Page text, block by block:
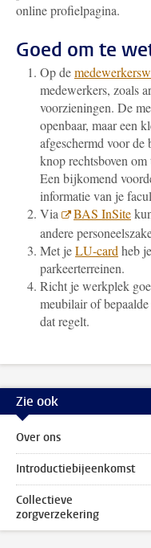
online profielpagina.
Goed om te
Op de
medewerkers, zoals
voorzieningen. De
openbaar, maar een
afgeschermd voor
knop rechtsboven
Een bijkomend
informatie van je
Via
BAS InSite
andere
Met jeLU-card heb
parkeerterreinen.
Richt je werkplek
meubilair of
dat regelt.
Zie ook
Over ons
Introductiebijeenkomst
Collectieve
zorgverzekering